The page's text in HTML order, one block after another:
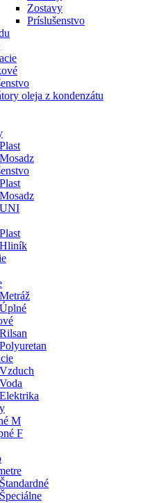
Zostavy
Príslušenstvo
oleja z kondenzátu
Plast
Mosadz
Plast
Mosadz
UNI
Plast
Hliník
Metráž
Úplné
Rilsan
Polyuretan
Vzduch
Voda
Elektrika
M
F
Štandardné
Špeciálne